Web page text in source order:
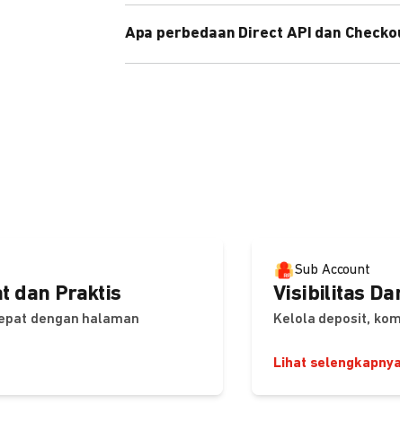
Pelajari selengkapnyadi sini.
Apa perbedaan Direct API dan
dan Praktis
dengan halaman
Sub Account
Visibilitas
Kelola deposit,
Lihat selengkapnya